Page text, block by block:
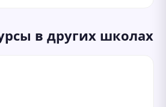
в других школах